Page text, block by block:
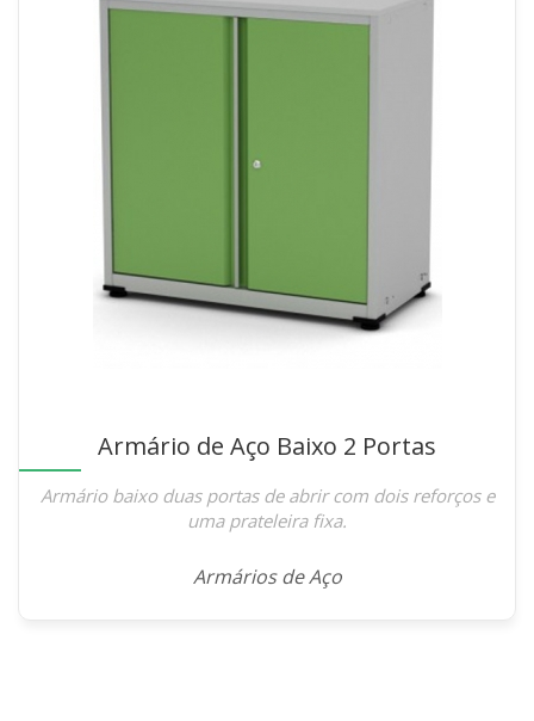
Armário de Aço Baixo 2 Portas
Armário baixo duas portas de abrir com dois reforços e
uma prateleira fixa.
Armários de Aço